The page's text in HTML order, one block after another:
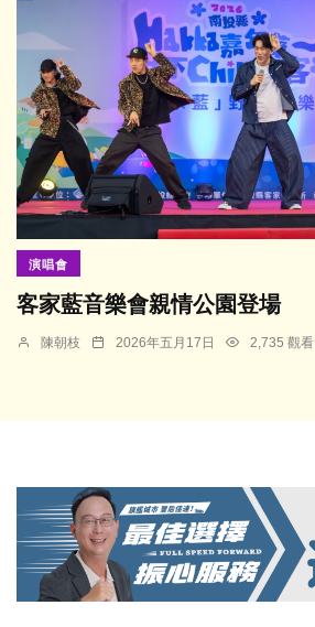
演唱會
客家藍音樂會親情公園登場
陳朝枝 2026年五月17日 2,735 觀看